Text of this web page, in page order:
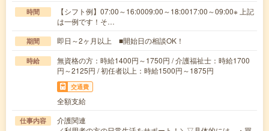
時間
【シフト例】07:00～16:0009:00～18:0017:00～09:00※ 上記
は一例です！そ…
期間 即日～2ヶ月以上 ■開始日の相談OK！
時給
無資格の方：時給1400円～1750円 / 介護福祉士：時給1700
円～2125円 / 初任者以上：時給1500円～1875円
交通費
全額支給
仕事内容
介護関連